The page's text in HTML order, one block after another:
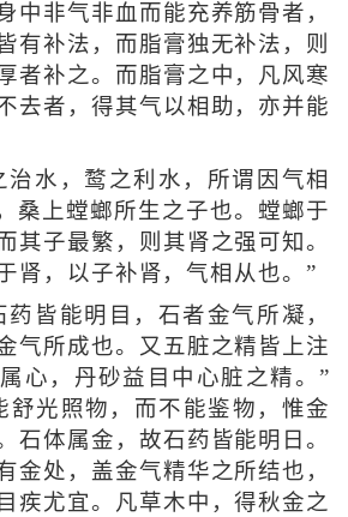
中非气非血而能充养筋骨者，
有补法，而脂膏独无补法，则
者补之。而脂膏之中，凡风寒
去者，得其气以相助，亦并能
水，鹜之利水，所谓因气相
桑上螳螂所生之子也。螳螂于
其子最繁，则其肾之强可知。
肾，以子补肾，气相从也。”
能明目，石者金气所凝，
气所成也。又五脏之精皆上注
心，丹砂益目中心脏之精。”
舒光照物，而不能鉴物，惟金
石体属金，故石药皆能明日。
金处，盖金气精华之所结也，
疾尤宜。凡草木中，得秋金之